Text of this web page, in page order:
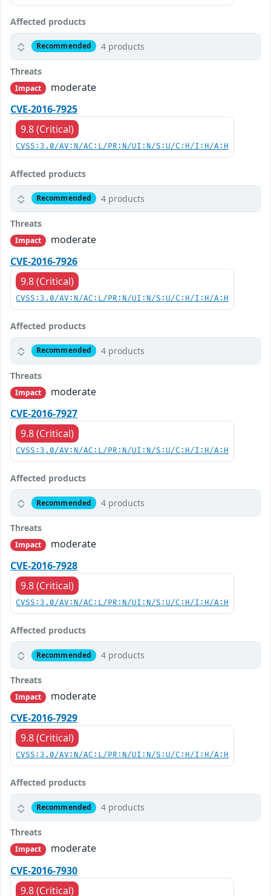
Affected products
Recommended 4 products
Threats
Impact
moderate
CVE-2016-7925
9.8 (Critical)
CVSS:3.0/AV:N/AC:L/PR:N/UI:N/S:U/C:H/I:H/A:H
Affected products
Recommended 4 products
Threats
Impact
moderate
CVE-2016-7926
9.8 (Critical)
CVSS:3.0/AV:N/AC:L/PR:N/UI:N/S:U/C:H/I:H/A:H
Affected products
Recommended 4 products
Threats
Impact
moderate
CVE-2016-7927
9.8 (Critical)
CVSS:3.0/AV:N/AC:L/PR:N/UI:N/S:U/C:H/I:H/A:H
Affected products
Recommended 4 products
Threats
Impact
moderate
CVE-2016-7928
9.8 (Critical)
CVSS:3.0/AV:N/AC:L/PR:N/UI:N/S:U/C:H/I:H/A:H
Affected products
Recommended 4 products
Threats
Impact
moderate
CVE-2016-7929
9.8 (Critical)
CVSS:3.0/AV:N/AC:L/PR:N/UI:N/S:U/C:H/I:H/A:H
Affected products
Recommended 4 products
Threats
Impact
moderate
CVE-2016-7930
9.8 (Critical)